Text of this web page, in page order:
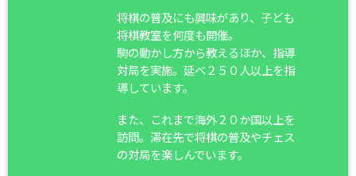
将棋の普及にも興味があり、子ども
将棋教室を何度も開催。
駒の動かし方から教えるほか、指導
対局を実施。延べ２５０人以上を指
導しています。
また、これまで海外２０か国以上を
訪問。滞在先で将棋の普及やチェス
の対局を楽しんでいます。